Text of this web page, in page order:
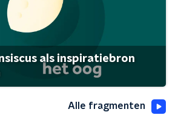
als inspiratiebron
Alle fragmenten